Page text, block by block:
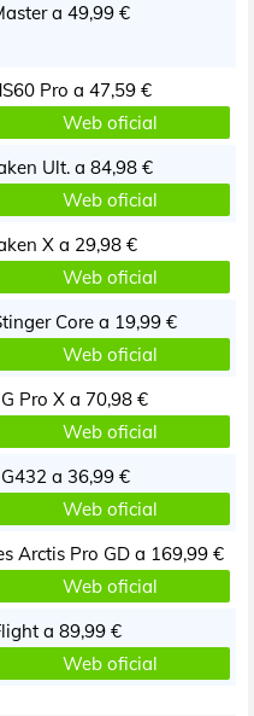
a 49,99 €
Pro a 47,59 €
Web oficial
Ult. a 84,98 €
Web oficial
X a 29,98 €
Web oficial
Core a 19,99 €
Web oficial
Pro X a 70,98 €
Web oficial
a 36,99 €
Web oficial
Arctis Pro GD a 169,99 €
Web oficial
a 89,99 €
Web oficial